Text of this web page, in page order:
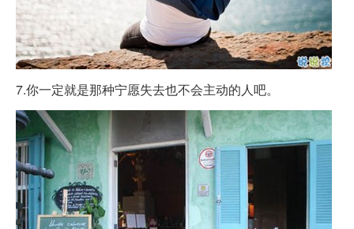
7.你一定就是那种宁愿失去也不会主动的人吧。